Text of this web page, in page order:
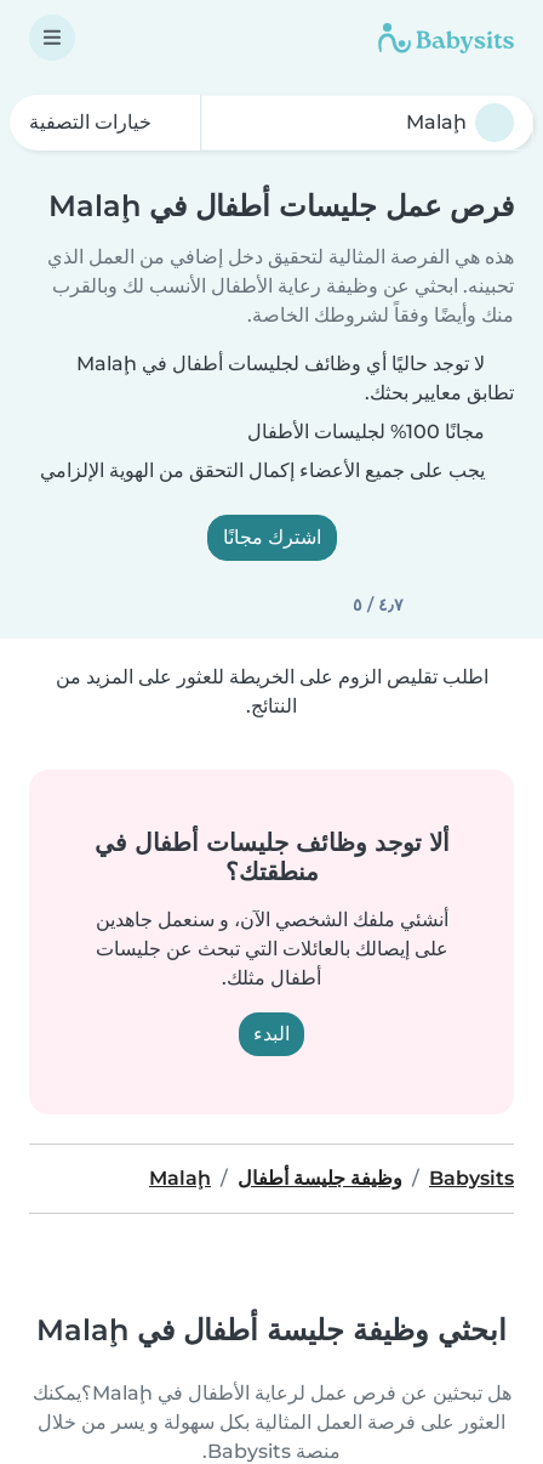
خيارات التصفية
فرص عمل جليسات أطفال في Malaḩ
هذه هي الفرصة المثالية لتحقيق دخل إضافي من العمل الذي
تحبينه. ابحثي عن وظيفة رعاية الأطفال الأنسب لك وبالقرب
منك وأيضًا وفقاً لشروطك الخاصة.
لا توجد حاليًا أي وظائف لجليسات أطفال في Malaḩ
تطابق معايير بحثك.
مجانًا 100% لجليسات الأطفال
يجب على جميع الأعضاء إكمال التحقق من الهوية الإلزامي
اشترك مجانًا
٤٫٧ / ٥
اطلب تقليص الزوم على الخريطة للعثور على المزيد من
النتائج.
ألا توجد وظائف جليسات أطفال في
منطقتك؟
أنشئي ملفك الشخصي الآن، و سنعمل جاهدين
على إيصالك بالعائلات التي تبحث عن جليسات
أطفال مثلك.
البدء
Babysits وظيفة جليسة أطفال Malaḩ
ابحثي وظيفة جليسة أطفال في Malaḩ
هل تبحثين عن فرص عمل لرعاية الأطفال في Malaḩ؟يمكنك
العثور على فرصة العمل المثالية بكل سهولة و يسر من خلال
منصة Babysits.